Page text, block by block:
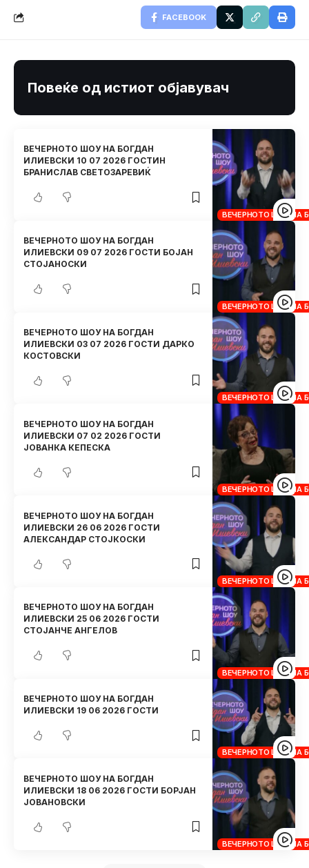
FACEBOOK
Повеќе од истиот објавувач
ВЕЧЕРНОТО ШОУ НА
ВЕЧЕРНОТО ШОУ НА БОГДАН
ИЛИЕВСКИ 10 07 2026 ГОСТИН
БРАНИСЛАВ СВЕТОЗАРЕВИЌ
ВЕЧЕРНОТО ШОУ НА
ВЕЧЕРНОТО ШОУ НА БОГДАН
ИЛИЕВСКИ 09 07 2026 ГОСТИ БОЈАН
СТОЈАНОСКИ
ВЕЧЕРНОТО ШОУ НА
ВЕЧЕРНОТО ШОУ НА БОГДАН
ИЛИЕВСКИ 03 07 2026 ГОСТИ ДАРКО
КОСТОВСКИ
ВЕЧЕРНОТО ШОУ НА
ВЕЧЕРНОТО ШОУ НА БОГДАН
ИЛИЕВСКИ 07 02 2026 ГОСТИ
ЈОВАНКА КЕПЕСКА
ВЕЧЕРНОТО ШОУ НА
ВЕЧЕРНОТО ШОУ НА БОГДАН
ИЛИЕВСКИ 26 06 2026 ГОСТИ
АЛЕКСАНДАР СТОЈКОСКИ
ВЕЧЕРНОТО ШОУ НА
ВЕЧЕРНОТО ШОУ НА БОГДАН
ИЛИЕВСКИ 25 06 2026 ГОСТИ
СТОЈАНЧЕ АНГЕЛОВ
ВЕЧЕРНОТО ШОУ НА
ВЕЧЕРНОТО ШОУ НА БОГДАН
ИЛИЕВСКИ 19 06 2026 ГОСТИ
ВЕЧЕРНОТО ШОУ НА
ВЕЧЕРНОТО ШОУ НА БОГДАН
ИЛИЕВСКИ 18 06 2026 ГОСТИ БОРЈАН
ЈОВАНОВСКИ